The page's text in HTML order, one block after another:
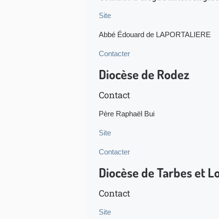
Site
Abbé Édouard de LAPORTALIERE
Contacter
Diocèse de Rodez
Contact
Père Raphaël Bui
Site
Contacter
Diocèse de Tarbes et
Contact
Site